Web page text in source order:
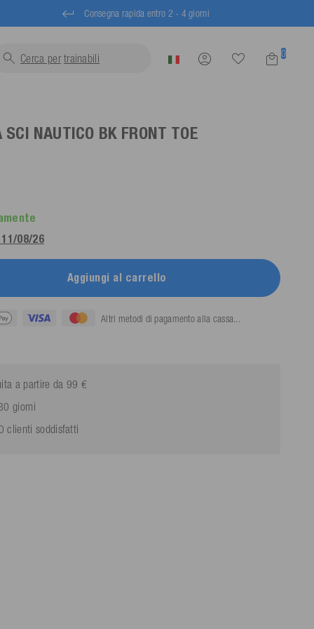
Consegna rapida entro 2 - 4 giorni
Cerca per trainabili... 0
NAUTICO BK FRONT TOE
08/26
Aggiungi al carrello
Altri metodi di pagamento alla cassa...
a partire da 99 €
giorni
clienti soddisfatti